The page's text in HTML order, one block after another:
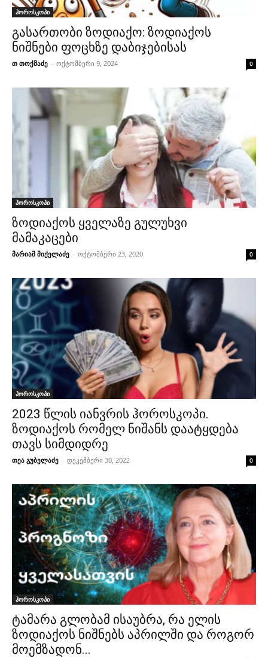
ჰოროსკოპი
გასართობი ზოდიაქო: ზოდიაქოს
ნიშნები ფოცხზე დაბიჯებისას
თ თოქმაძე - ოქტომბერი 9, 2024 0
ჰოროსკოპი
ზოდიაქოს ყველაზე გულუხვი
მამაკაცები
მარიამ მიქელაძე - ოქტომბერი 23, 2020 0
ჰოროსკოპი
2023 წლის იანვრის ჰოროსკოპი.
ზოდიაქოს რომელ ნიშანს დაატყდება
თავს სიმდიდრე
თეა გუბელაძე - დეკემბერი 30, 2022 0
ჰოროსკოპი
ტამარა გლობამ ისაუბრა, რა ელის
ზოდიაქოს ნიშნებს აპრილში და როგორ
მოემზადონ...